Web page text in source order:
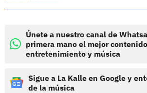
Únete a nuestro canal de
primera mano el mejor
entretenimiento y música
Sigue a La Kalle en Google y
de la música